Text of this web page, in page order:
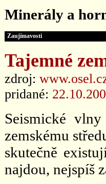
Minerály a
Zaujímavosti
Tajemné
zdroj:
pridané:
Seismické
zemskému
skutečně
najdou, nejspíš